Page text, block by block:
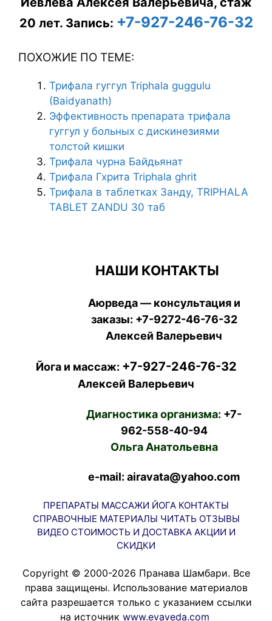
20 лет. Запись: +7-927-246-76-32
ПОХОЖИЕ ПО ТЕМЕ:
Трифала гуггул Triphala guggulu
(Baidyanath)
Эффективность препарата трифала
гуггул у больных с дискинезиями
толстой кишки
Трифала чурна Байдьянат
Трифала Гхрита Triphala ghrit
Трифала в таблетках Занду, TRIPHALA
TABLET ZANDU 30 таб
НАШИ КОНТАКТЫ
Аюрведа — консультация и
заказы: +7-9272-46-76-32
Алексей Валерьевич
Йога и массаж: +7-927-246-76-32
Алексей Валерьевич
Диагностика организма: +7-
962-558-40-94
Ольга Анатольевна
e-mail: airavata@yahoo.com
ПРЕПАРАТЫ МАССАЖИ ЙОГА КОНТАКТЫ
СПРАВОЧНЫЕ МАТЕРИАЛЫ ЧИТАТЬ ОТЗЫВЫ
ВИДЕО СТОИМОСТЬ И ДОСТАВКА АКЦИИ И
СКИДКИ
Copyright © 2000-2026 Пранава Шамбари. Все
права защищены. Использование материалов
сайта разрешается только с указанием ссылки
на источник www.evaveda.com